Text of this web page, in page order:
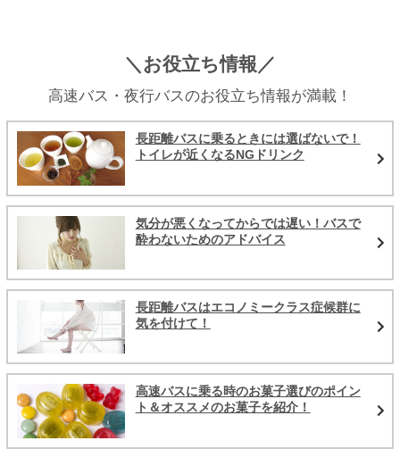
＼お役立ち情報／
高速バス・夜行バスのお役立ち情報が満載！
長距離バスに乗るときには選ばないで！
トイレが近くなるNGドリンク
気分が悪くなってからでは遅い！バスで
酔わないためのアドバイス
長距離バスはエコノミークラス症候群に
気を付けて！
高速バスに乗る時のお菓子選びのポイン
ト＆オススメのお菓子を紹介！